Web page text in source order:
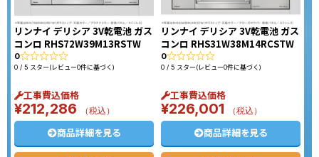
リンナイ デリシア 3V乾電池 ガス
コンロ RHS72W39M13RSTW
0
0 / 5 スター(レビュー0件に基づく)
工事費込価格
¥212,286 （税込）
商品詳細を見る
リンナイ デリシア 3V乾電池 ガス
コンロ RHS31W38M14RCSTW
0
0 / 5 スター(レビュー0件に基づく)
工事費込価格
¥226,001 （税込）
商品詳細を見る